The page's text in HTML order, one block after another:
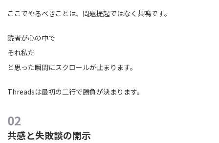
ここでやるべきことは、問題提起ではなく共鳴です。
読者が心の中で
それ私だ
と思った瞬間にスクロールが止まります。
Threadsは最初の二行で勝負が決まります。
共感と失敗談の開示